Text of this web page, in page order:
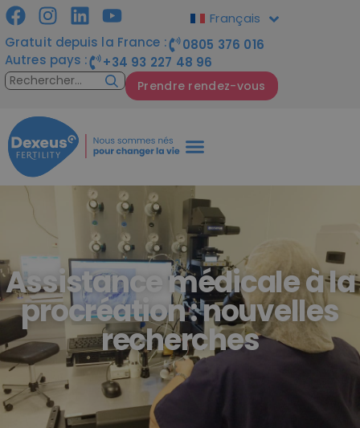
Gratuit depuis la France :
0805 376 016
Autres pays :
+34 93 227 48 96
Prendre rendez-vous
Français
Assistance médicale à la
procréation : nouvelles
recherches